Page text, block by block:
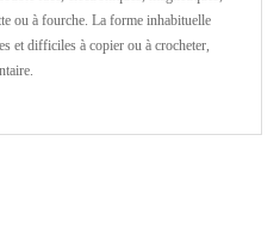
ou à fourche. La forme inhabituelle
et difficiles à copier ou à crocheter,